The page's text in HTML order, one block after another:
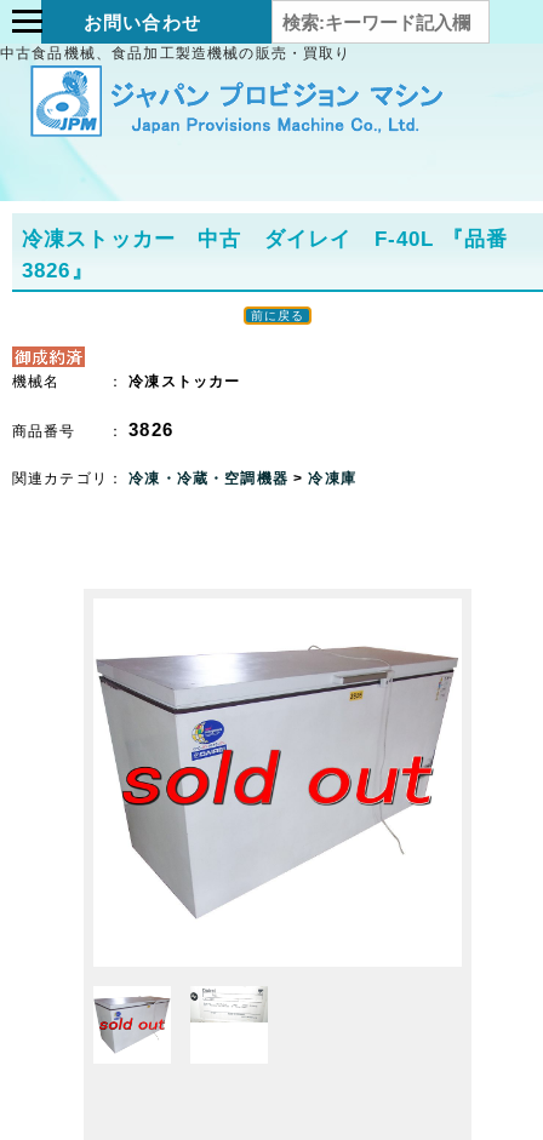
お問い合わせ
中古食品機械、食品加工製造機械の販売・買取り
冷凍ストッカー 中古 ダイレイ F-40L
『品番
3826』
前に戻る
機械名 ：冷凍ストッカー
商品番号 ：3826
関連カテゴリ：冷凍・冷蔵・空調機器>冷凍庫